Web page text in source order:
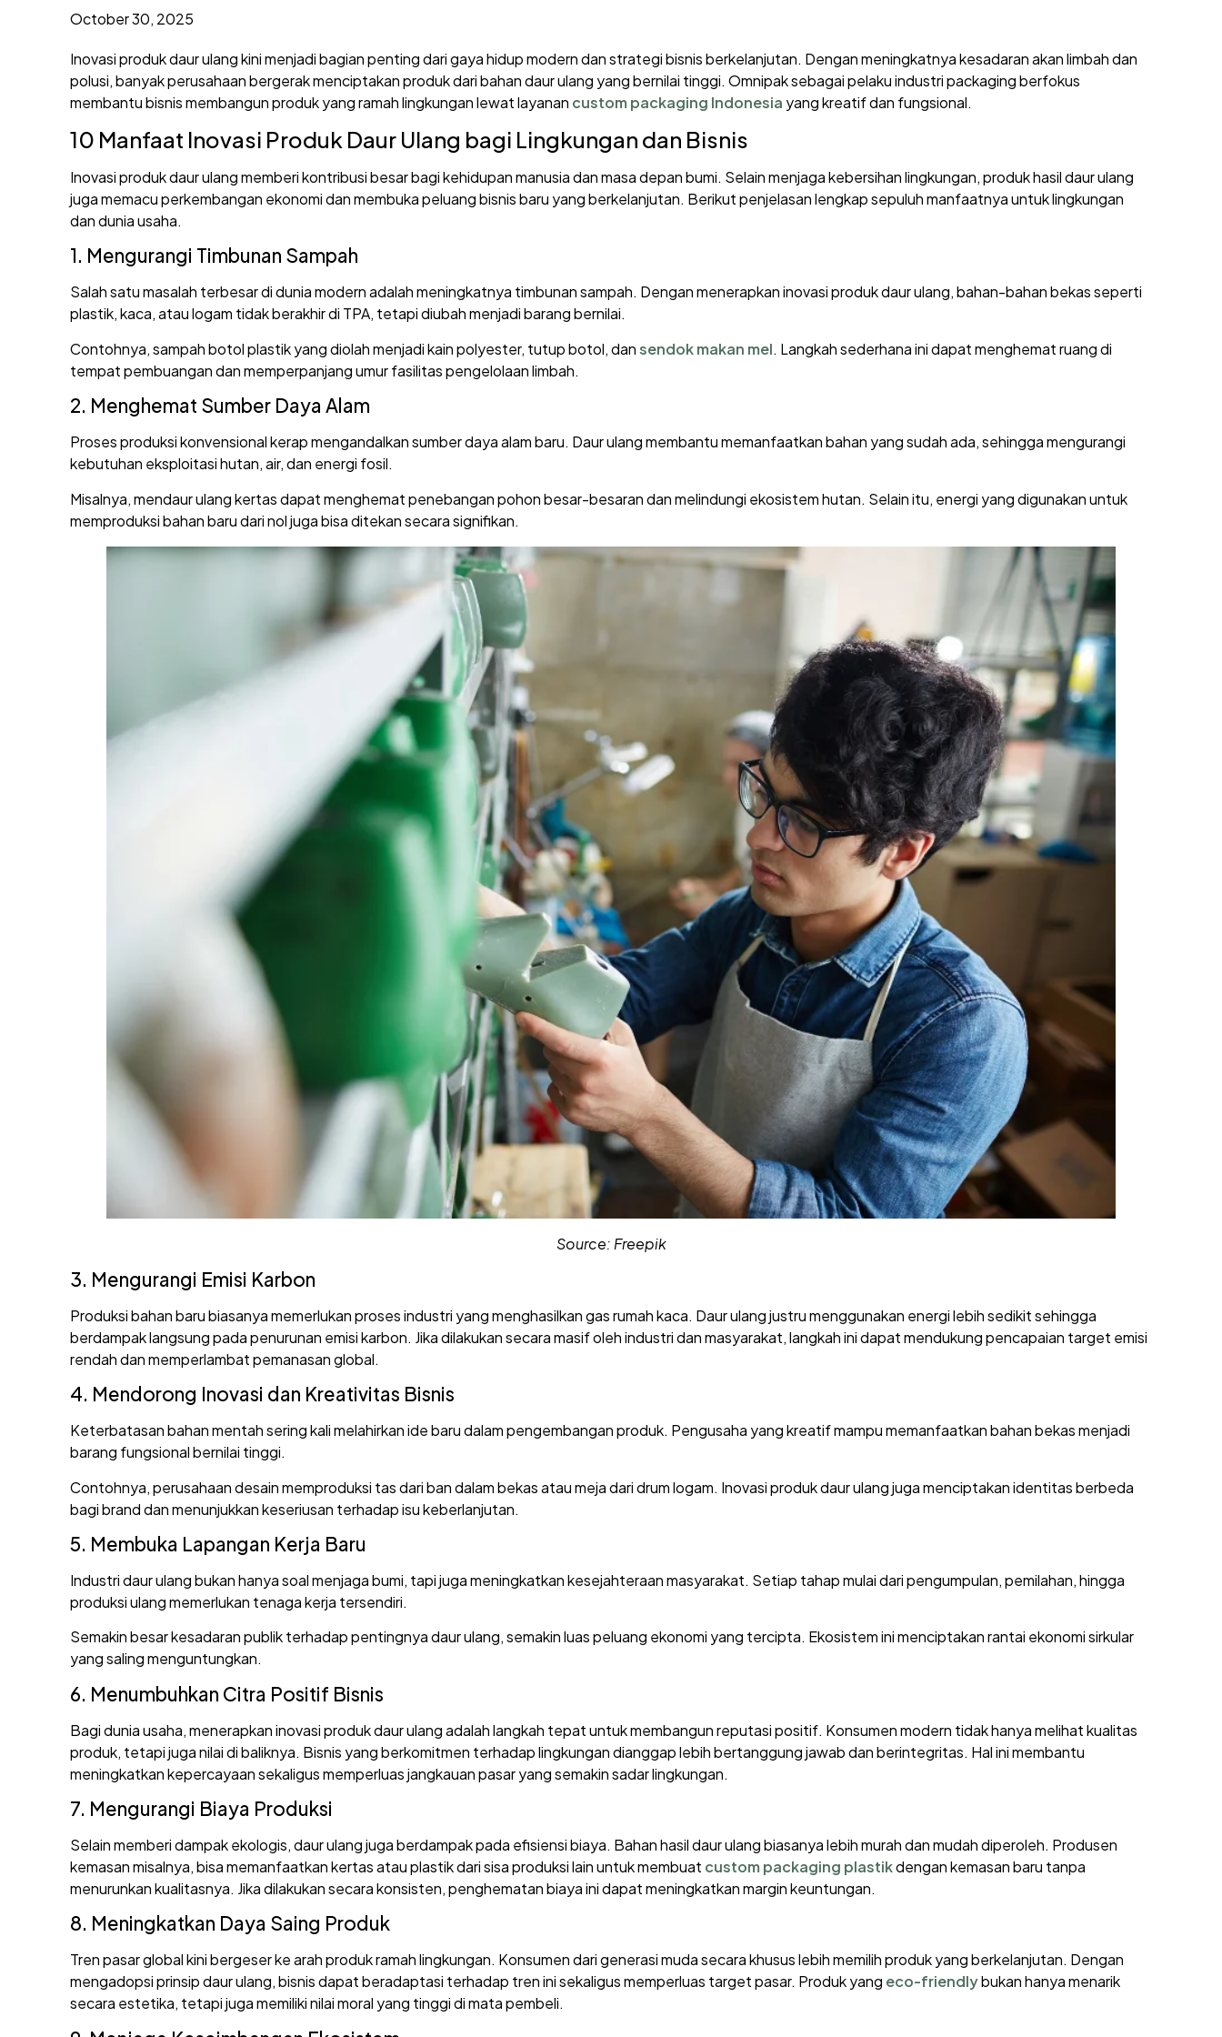
October 30, 2025
Inovasi produk daur ulang kini menjadi bagian penting dari gaya hidup modern dan strategi bisnis berkelanjutan. Dengan meningkatnya kesadaran akan limbah dan
polusi, banyak perusahaan bergerak menciptakan produk dari bahan daur ulang yang bernilai tinggi. Omnipak sebagai pelaku industri packaging berfokus
membantu bisnis membangun produk yang ramah lingkungan lewat layanan custom packaging Indonesia yang kreatif dan fungsional.
10 Manfaat Inovasi Produk Daur Ulang bagi Lingkungan dan Bisnis
Inovasi produk daur ulang memberi kontribusi besar bagi kehidupan manusia dan masa depan bumi. Selain menjaga kebersihan lingkungan, produk hasil daur ulang
juga memacu perkembangan ekonomi dan membuka peluang bisnis baru yang berkelanjutan. Berikut penjelasan lengkap sepuluh manfaatnya untuk lingkungan
dan dunia usaha.
1. Mengurangi Timbunan Sampah
Salah satu masalah terbesar di dunia modern adalah meningkatnya timbunan sampah. Dengan menerapkan inovasi produk daur ulang, bahan-bahan bekas seperti
plastik, kaca, atau logam tidak berakhir di TPA, tetapi diubah menjadi barang bernilai.
Contohnya, sampah botol plastik yang diolah menjadi kain polyester, tutup botol, dansendok makan mel. Langkah sederhana ini dapat menghemat ruang di
tempat pembuangan dan memperpanjang umur fasilitas pengelolaan limbah.
2. Menghemat Sumber Daya Alam
Proses produksi konvensional kerap mengandalkan sumber daya alam baru. Daur ulang membantu memanfaatkan bahan yang sudah ada, sehingga mengurangi
kebutuhan eksploitasi hutan, air, dan energi fosil.
Misalnya, mendaur ulang kertas dapat menghemat penebangan pohon besar-besaran dan melindungi ekosistem hutan. Selain itu, energi yang digunakan untuk
memproduksi bahan baru dari nol juga bisa ditekan secara signifikan.
Source: Freepik
3. Mengurangi Emisi Karbon
Produksi bahan baru biasanya memerlukan proses industri yang menghasilkan gas rumah kaca. Daur ulang justru menggunakan energi lebih sedikit sehingga
berdampak langsung pada penurunan emisi karbon. Jika dilakukan secara masif oleh industri dan masyarakat, langkah ini dapat mendukung pencapaian target emisi
rendah dan memperlambat pemanasan global.
4. Mendorong Inovasi dan Kreativitas Bisnis
Keterbatasan bahan mentah sering kali melahirkan ide baru dalam pengembangan produk. Pengusaha yang kreatif mampu memanfaatkan bahan bekas menjadi
barang fungsional bernilai tinggi.
Contohnya, perusahaan desain memproduksi tas dari ban dalam bekas atau meja dari drum logam. Inovasi produk daur ulang juga menciptakan identitas berbeda
bagi brand dan menunjukkan keseriusan terhadap isu keberlanjutan.
5. Membuka Lapangan Kerja Baru
Industri daur ulang bukan hanya soal menjaga bumi, tapi juga meningkatkan kesejahteraan masyarakat. Setiap tahap mulai dari pengumpulan, pemilahan, hingga
produksi ulang memerlukan tenaga kerja tersendiri.
Semakin besar kesadaran publik terhadap pentingnya daur ulang, semakin luas peluang ekonomi yang tercipta. Ekosistem ini menciptakan rantai ekonomi sirkular
yang saling menguntungkan.
6. Menumbuhkan Citra Positif Bisnis
Bagi dunia usaha, menerapkan inovasi produk daur ulang adalah langkah tepat untuk membangun reputasi positif. Konsumen modern tidak hanya melihat kualitas
produk, tetapi juga nilai di baliknya. Bisnis yang berkomitmen terhadap lingkungan dianggap lebih bertanggung jawab dan berintegritas. Hal ini membantu
meningkatkan kepercayaan sekaligus memperluas jangkauan pasar yang semakin sadar lingkungan.
7. Mengurangi Biaya Produksi
Selain memberi dampak ekologis, daur ulang juga berdampak pada efisiensi biaya. Bahan hasil daur ulang biasanya lebih murah dan mudah diperoleh. Produsen
kemasan misalnya, bisa memanfaatkan kertas atau plastik dari sisa produksi lain untuk membuat custom packaging plastikdengan kemasan baru tanpa
menurunkan kualitasnya. Jika dilakukan secara konsisten, penghematan biaya ini dapat meningkatkan margin keuntungan.
8. Meningkatkan Daya Saing Produk
Tren pasar global kini bergeser ke arah produk ramah lingkungan. Konsumen dari generasi muda secara khusus lebih memilih produk yang berkelanjutan. Dengan
mengadopsi prinsip daur ulang, bisnis dapat beradaptasi terhadap tren ini sekaligus memperluas target pasar. Produk yang eco-friendlybukan hanya menarik
secara estetika, tetapi juga memiliki nilai moral yang tinggi di mata pembeli.